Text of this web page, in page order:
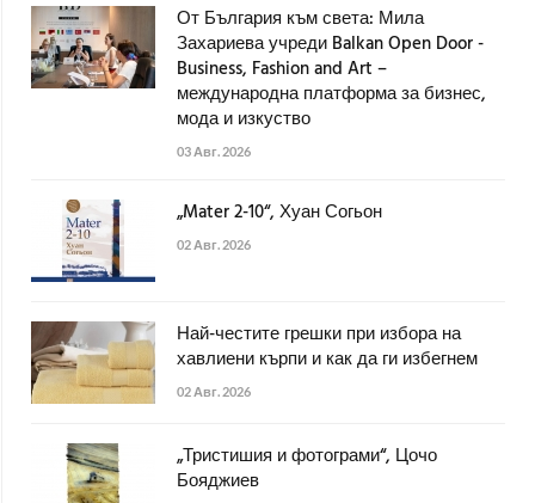
От България към света: Мила
Захариева учреди Balkan Open Door -
Business, Fashion and Art –
международна платформа за бизнес,
мода и изкуство
03 Авг. 2026
„Mater 2-10“, Хуан Согьон
02 Авг. 2026
Най-честите грешки при избора на
хавлиени кърпи и как да ги избегнем
02 Авг. 2026
„Тристишия и фотограми“, Цочо
Бояджиев